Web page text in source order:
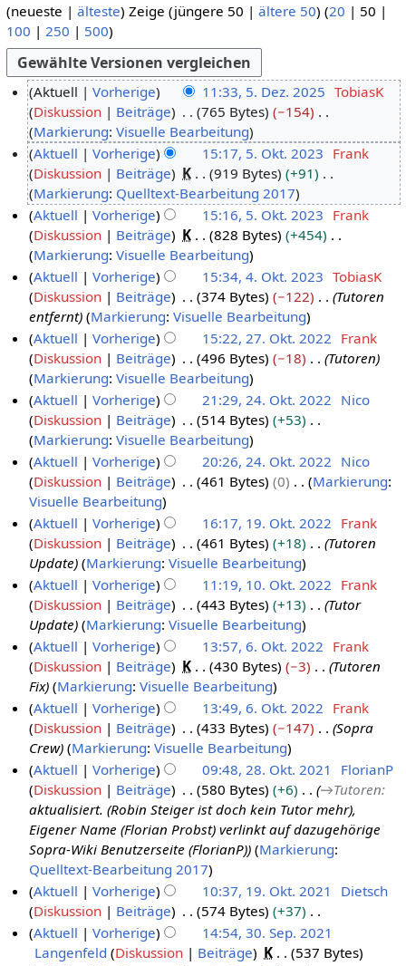
(neueste | älteste) Zeige (jüngere 50 | ältere 50) (20 | 50 |
100 | 250 | 500)
D
e
e
0
Aktuell Vorherige 11:33, 5. Dez. 2025 TobiasK
Diskussion
Beiträge 765 Bytes
−154
K
e
i
n
e
B
e
a
r
b
e
i
t
u
n
g
s
z
u
s
a
m
m
e
n
f
a
s
s
u
n
g
Markierung:Visuelle Bearbeitung
O
o
2
Aktuell Vorherige 15:17, 5. Okt. 2023 Frank
Diskussion
Beiträge K 919 Bytes
+91
K
e
i
n
e
B
e
a
r
b
e
i
t
u
n
g
s
z
u
s
a
m
m
e
n
f
a
s
s
u
n
g
Markierung: Quelltext-Bearbeitung 2017
Aktuell
Vorherige 15:16, 5. Okt. 2023 Frank
Diskussion
Beiträge K 828 Bytes
+454
K
e
i
n
e
B
e
a
r
b
e
i
t
n
g
s
z
u
s
a
m
m
e
n
f
a
s
s
u
n
g
Markierung:Visuelle Bearbeitung
O
o
2
Aktuell Vorherige 15:34, 4. Okt. 2023 TobiasK
Diskussion
Beiträge 374 Bytes −122
Tutoren
entfernt
Markierung:Visuelle Bearbeitung
e
0
Aktuell Vorherige 15:22, 27. Okt. 2022 Frank
Diskussion
Beiträge 496 Bytes −18
Tutoren
Markierung:Visuelle Bearbeitung
e
0
Aktuell Vorherige 21:29, 24. Okt. 2022 Nico
Diskussion
Beiträge 514 Bytes
+53
K
e
i
n
e
B
e
a
r
b
e
i
t
n
g
s
z
u
s
a
m
m
e
n
f
a
Markierung:Visuelle Bearbeitung
Aktuell
Vorherige 20:26, 24. Okt. 2022 Nico
Diskussion
Beiträge 461 Bytes
0
K
e
i
n
e
B
e
a
r
b
e
i
t
n
g
s
z
u
s
a
m
m
e
Markierung:
Visuelle Bearbeitung
e
0
Aktuell Vorherige 16:17, 19. Okt. 2022 Frank
Diskussion
Beiträge 461 Bytes +18
Tutoren
Update
Markierung:Visuelle Bearbeitung
e
Aktuell Vorherige 11:19, 10. Okt. 2022 Frank
Diskussion
Beiträge 443 Bytes +13
Tutor
Update
Markierung:Visuelle Bearbeitung
O
o
2
Aktuell Vorherige 13:57, 6. Okt. 2022 Frank
Diskussion
Beiträge K 430 Bytes −3
Tutoren
Fix
Markierung:Visuelle Bearbeitung
Aktuell
Vorherige 13:49, 6. Okt. 2022 Frank
Diskussion
Beiträge 433 Bytes −147
Sopra
Crew
Markierung:Visuelle Bearbeitung
b
Aktuell Vorherige 09:48, 28. Okt. 2021
FlorianP
Diskussion
Beiträge 580 Bytes +6 →Tutoren:
aktualisiert. (Robin Steiger ist doch kein Tutor mehr),
Eigener Name (Florian Probst) verlinkt auf dazugehörige
Sopra-Wiki Benutzerseite (FlorianP)
Markierung:
Quelltext-Bearbeitung 2017
9
Aktuell Vorherige 10:37, 19. Okt. 2021
Dietsch
Diskussion
Beiträge 574 Bytes
+37
K
e
Aktuell Vorherige
14:54, 30. Sep. 2021
Langenfeld Diskussion Beiträge K
537 Bytes